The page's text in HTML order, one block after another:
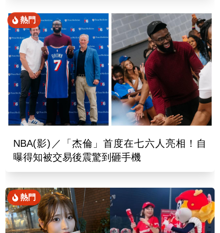
熱門
NBA(影)／「杰倫」首度在七六人亮相！自
曝得知被交易後震驚到砸手機
熱門